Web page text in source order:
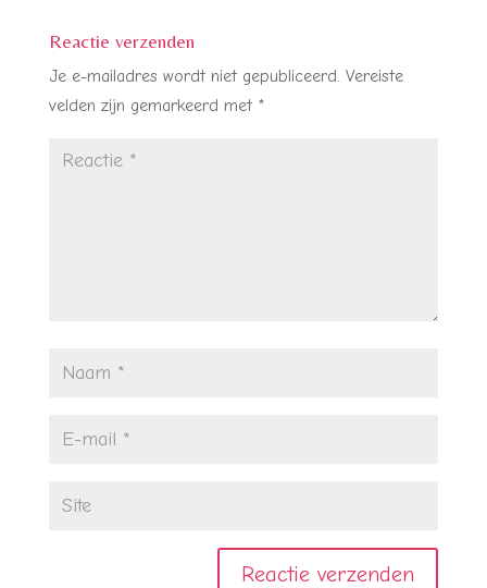
Reactie verzenden
Je e-mailadres wordt niet gepubliceerd. Vereiste
velden zijn gemarkeerd met *